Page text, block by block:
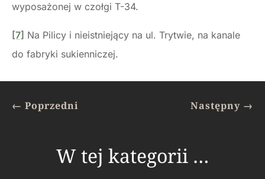
wyposażonej w czołgi T-34.
[7] Na Pilicy i nieistniejący na ul. Trytwie, na kanale
do fabryki sukienniczej.
← Poprzedni Następny →
W tej kategorii …